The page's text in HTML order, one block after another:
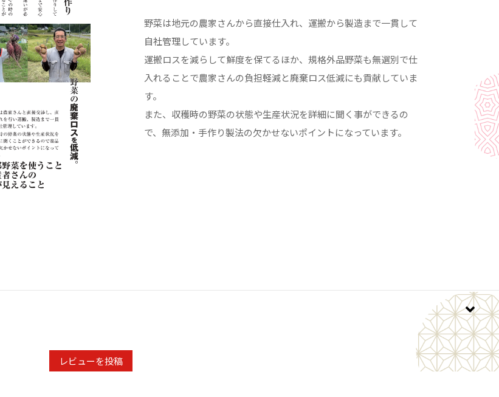
野菜は地元の農家さんから直接仕入れ、運搬から製造まで一貫して
自社管理しています。
運搬ロスを減らして鮮度を保てるほか、規格外品野菜も無選別で仕
入れることで農家さんの負担軽減と廃棄ロス低減にも貢献していま
す。
また、収穫時の野菜の状態や生産状況を詳細に聞く事ができるの
で、無添加・手作り製法の欠かせないポイントになっています。
レビューを投稿